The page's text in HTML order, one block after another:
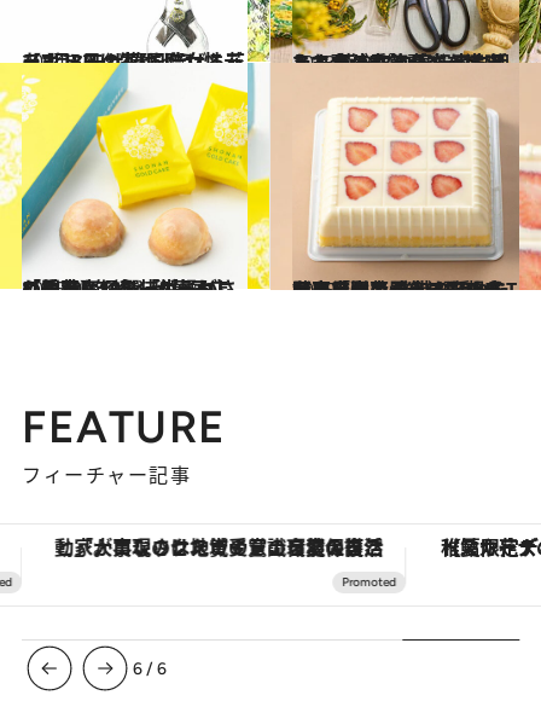
2024.3.8
【3月8日の花(国際女性デー)】ミモザ 春を告げる花をボトルに生けよう
ライフスタイル 2023.2.16
ミモザの季節がやってきた！ 花のプロ直伝のお手入れ方法＆飾り方 家に迎えて春が来る喜びを満喫しよう
ライフスタイル
2025.2.6
【関東】個包装がうれしい手土産10選「柑橘がさわやかなバターケーキ」「約200年続く和菓子店の羊羹」
グルメ 2025.1.3
【東京駅で買える】帰省時の手土産 老舗の隠れた名品「洋菓子」5選 スイーツなかのが外さない名品を厳選――2024年BEST記事
グルメ
FEATURE
フィーチャー記事
「大事なのは地域の意識を変えること」。ロレックス賞受賞の自然保護活動家が実現させたナイジェリアの自然環境の復活 【夏限定ディナーコース】旬を
6 /6